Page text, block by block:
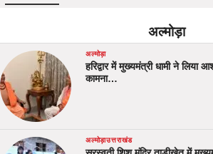
अल्मोड़ा
अल्मोड़ा
हरिद्वार में मुख्यमंत्री धामी ने लिया
कामना…
अल्मोड़ाउत्तराखंड